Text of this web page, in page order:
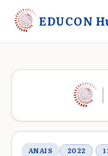
EDUCON
Metadados
ANAIS 2022